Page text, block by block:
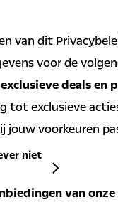
van dit
voor de
deals en
tot exclusieve
jouw voorkeuren
niet
Algemene
van